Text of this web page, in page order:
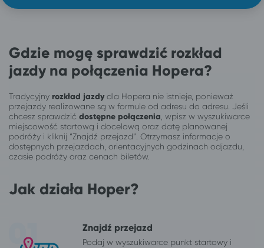
Gdzie mogę sprawdzić rozkład
jazdy na połączenia Hopera?
Tradycyjny rozkład jazdydla Hopera nie istnieje, ponieważ
przejazdy realizowane są w formule od adresu do adresu. Jeśli
chcesz sprawdzić dostępne połączenia , wpisz w wyszukiwarce
miejscowość startową i docelową oraz datę planowanej
podróży i kliknij “Znajdź przejazd”. Otrzymasz informacje o
dostępnych przejazdach, orientacyjnych godzinach odjazdu,
czasie podróży oraz cenach biletów.
Jak działa Hoper?
Znajdź przejazd
Podaj w wyszukiwarce punkt startowy i